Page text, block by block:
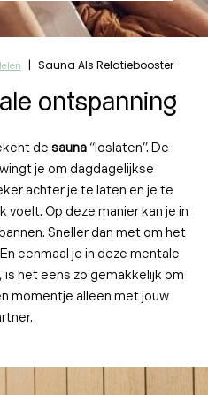
| Sauna Als Relatiebooster
ontspanning
de sauna “loslaten”. De
je om dagdagelijkse
achter je te laten en je te
voelt. Op deze manier kan je in
Sneller dan met om het
eenmaal je in deze mentale
het eens zo gemakkelijk om
momentje alleen met jouw